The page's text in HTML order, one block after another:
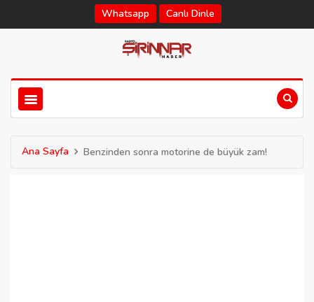
Whatsapp Canlı Dinle
Ana Sayfa Benzinden sonra motorine de büyük zam!